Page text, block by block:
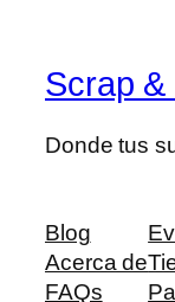
Scrap
Donde tus
Blog
Acerca de
FAQs